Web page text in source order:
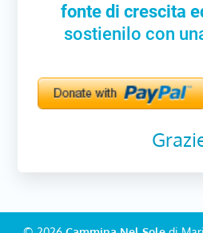
fonte di crescita
sostienilo con